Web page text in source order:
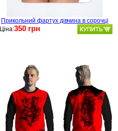
Прикольний фартух дівчина в сорочці
Ціна:350 грн